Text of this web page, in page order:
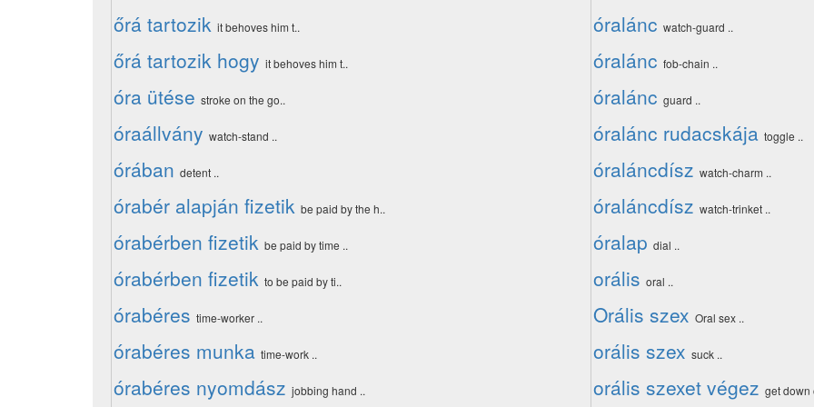
őrá tartozik it behoves him t..
őrá tartozik hogy it behoves him t..
óra ütése stroke on the go..
óraállvány watch-stand ..
órában detent ..
órabér alapján fizetik be paid by the h..
órabérben fizetik be paid by time ..
órabérben fizetik to be paid by ti..
órabéres time-worker ..
órabéres munka time-work ..
órabéres nyomdász jobbing hand ..
óralánc watch-guard ..
óralánc fob-chain ..
óralánc guard ..
óralánc rudacskája toggle ..
óraláncdísz watch-charm ..
óraláncdísz watch-trinket ..
óralap dial ..
orális oral ..
Orális szex Oral sex ..
orális szex suck ..
orális szexet végez get down